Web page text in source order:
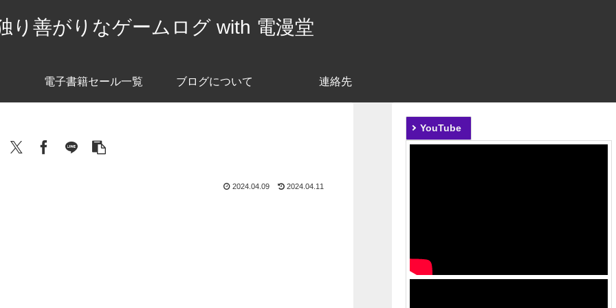
り善がりなゲームログ with 電漫堂
電子書籍セール一覧 ブログについて 連絡先
2024.04.09 2024.04.11
YouTube